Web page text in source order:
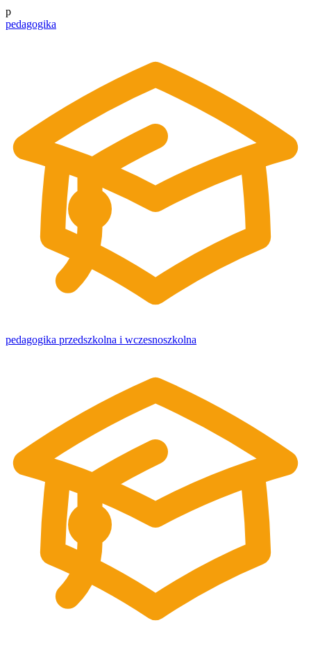
p
pedagogika
pedagogika przedszkolna i wczesnoszkolna